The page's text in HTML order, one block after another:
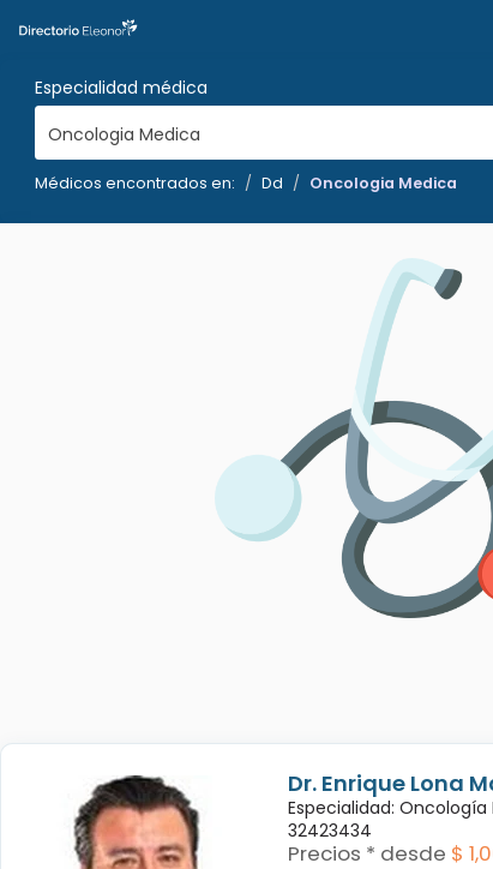
Especialidad médica
Oncologia Medica
Médicos encontrados en: Dd Oncologia Medica
Dr. Enrique Lona
Especialidad:
32423434
Precios * desde $